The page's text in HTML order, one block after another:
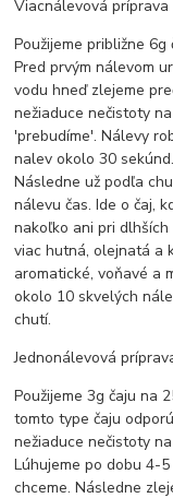
Viacnálevová príprava
Použijeme približne
Pred prvým nálevom
vodu hneď zlejeme
nežiaduce nečistoty
'prebudíme'. Nálevy
nalev okolo 30
Následne už podľa
nálevu čas. Ide o čaj,
nakoľko ani pri
viac hutná, olejnatá a
aromatické, voňavé a
okolo 10 skvelých
chutí.
Jednonálevová
Použijeme 3g čaju na
tomto type čaju
nežiaduce nečistoty
Lúhujeme po dobu 4-
chceme. Následne